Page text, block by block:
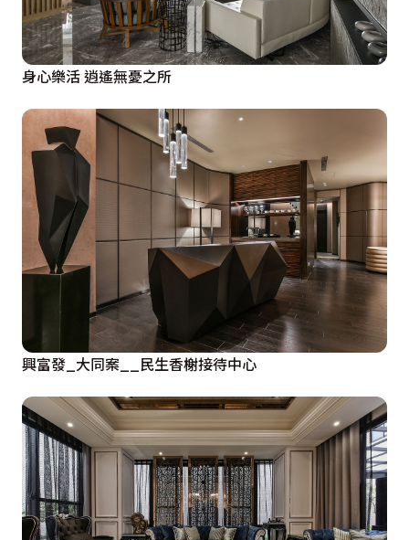
身心樂活 逍遙無憂之所
興富發_大同案__民生香榭接待中心